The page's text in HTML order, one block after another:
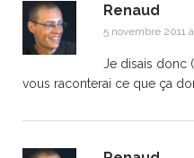
Renaud
5 novembre 2011
Je disais donc
vous raconterai ce que ça